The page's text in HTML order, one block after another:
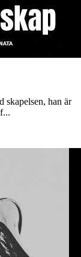
skapelsen, han är